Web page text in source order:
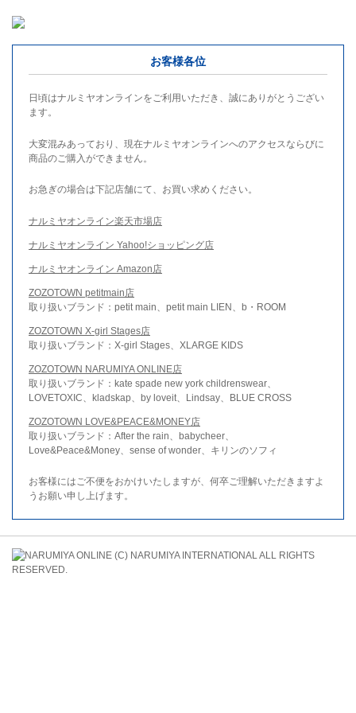
お客様各位
日頃はナルミヤオンラインをご利用いただき、誠にありがとうござい
ます。
大変混みあっており、現在ナルミヤオンラインへのアクセスならびに
商品のご購入ができません。
お急ぎの場合は下記店舗にて、お買い求めください。
ナルミヤオンライン楽天市場店
ナルミヤオンライン Yahoo!ショッピング店
ナルミヤオンライン Amazon店
ZOZOTOWN petitmain店
取り扱いブランド：petit main、petit main LIEN、b・ROOM
ZOZOTOWN X-girl Stages店
取り扱いブランド：X-girl Stages、XLARGE KIDS
ZOZOTOWN NARUMIYA ONLINE店
取り扱いブランド：kate spade new york childrenswear、
LOVETOXIC、kladskap、by loveit、Lindsay、BLUE CROSS
ZOZOTOWN LOVE&PEACE&MONEY店
取り扱いブランド：After the rain、babycheer、
Love&Peace&Money、sense of wonder、キリンのソフィ
お客様にはご不便をおかけいたしますが、何卒ご理解いただきますよ
うお願い申し上げます。